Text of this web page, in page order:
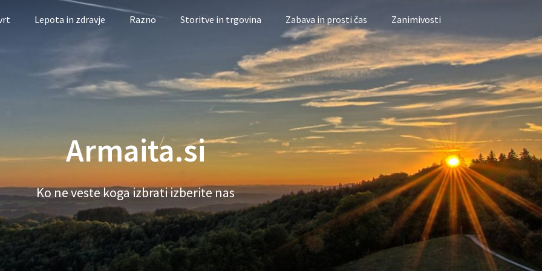
Lepota in zdravje Razno Storitve in trgovina Zabava in prosti čas Zanimivosti
Armaita.si
Ko ne veste koga izbrati izberite nas